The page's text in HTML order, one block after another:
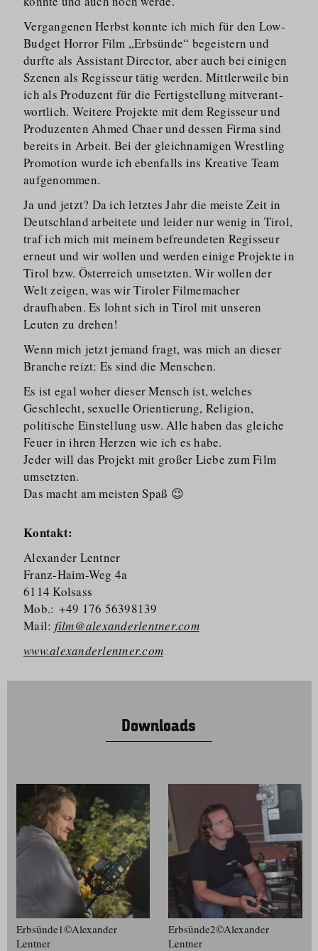
Vergangenen Herbst konnte ich mich für den Low-
Budget Horror Film „Erbsünde“ begeistern und
durfte als Assistant Director, aber auch bei einigen
Szenen als Regisseur tätig werden. Mittlerweile bin
ich als Produzent für die Fertigstellung mitverant­
wortlich. Weitere Projekte mit dem Regisseur und
Produzenten Ahmed Chaer und dessen Firma sind
bereits in Arbeit. Bei der gleichnamigen Wrestling
Promotion wurde ich ebenfalls ins Kreative Team
aufgenommen.
Ja und jetzt? Da ich letztes Jahr die meiste Zeit in
Deutschland arbeitete und leider nur wenig in Tirol,
traf ich mich mit meinem befreundeten Regisseur
erneut und wir wollen und werden einige Projekte in
Tirol bzw. Österreich umsetzten. Wir wollen der
Welt zeigen, was wir Tiroler Filmemacher
draufhaben. Es lohnt sich in Tirol mit unseren
Leuten zu drehen!
Wenn mich jetzt jemand fragt, was mich an dieser
Branche reizt: Es sind die Menschen.
Es ist egal woher dieser Mensch ist, welches
Geschlecht, sexuelle Orientierung, Religion,
politische Einstellung usw. Alle haben das gleiche
Feuer in ihren Herzen wie ich es habe.
Jeder will das Projekt mit großer Liebe zum Film
umsetzten.
Das macht am meisten Spaß 😉
Kontakt:
Alexander Lentner
Franz-Haim-Weg 4a
6114 Kolsass
Mob.: +49 176 56398139
Mail: film@alexanderlentner.com
www.alexanderlentner.com
Downloads
Erbsünde1©Alexander
Lentner
Erbsünde2©Alexander
Lentner